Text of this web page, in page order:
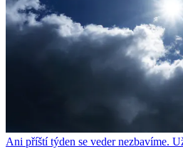
Ani příští týden se veder nezbavíme.